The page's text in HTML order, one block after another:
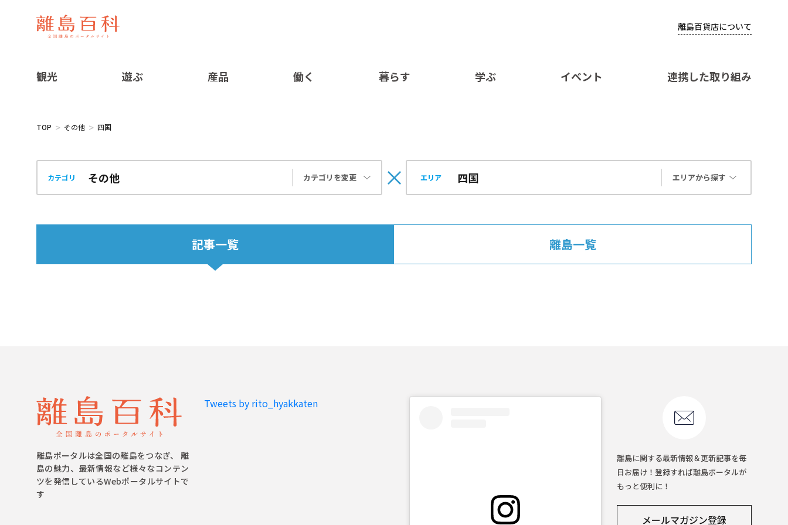
離島百貨店について
観光 遊ぶ 産品 働く 暮らす 学ぶ イベント 連携した取り組み
TOP その他 四国
カテゴリ カテゴリを変更 エリア エリアから探す
記事一覧 離島一覧
離島ポータルは全国の離島をつなぎ、 離
島の魅力、最新情報など様々なコンテン
ツを発信しているWebポータルサイトで
す
Tweets by rito_hyakkaten
離島に関する最新情報＆更新記事を毎
日お届け！登録すれば離島ポータルが
もっと便利に！
メールマガジン登録